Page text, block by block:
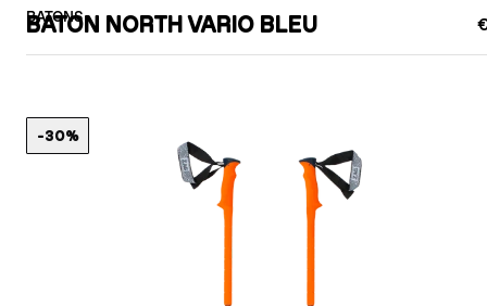
BATONS
BATON NORTH VARIO BLEU
-30%